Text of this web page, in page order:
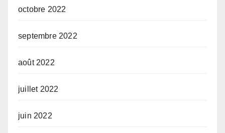
octobre 2022
septembre 2022
août 2022
juillet 2022
juin 2022